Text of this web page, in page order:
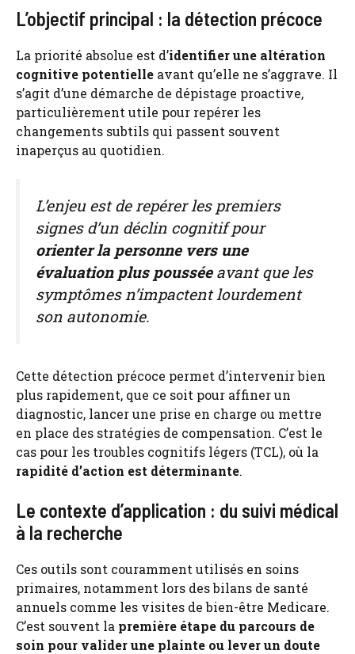
L’objectif principal : la détection précoce
La priorité absolue est d’identifier une altération
cognitive potentielle avant qu’elle ne s’aggrave. Il
s’agit d’une démarche de dépistage proactive,
particulièrement utile pour repérer les
changements subtils qui passent souvent
inaperçus au quotidien.
L’enjeu est de repérer les premiers
signes d’un déclin cognitif pour
orienter la personne vers une
évaluation plus pousséeavant que les
symptômes n’impactent lourdement
son autonomie.
Cette détection précoce permet d’intervenir bien
plus rapidement, que ce soit pour affiner un
diagnostic, lancer une prise en charge ou mettre
en place des stratégies de compensation. C’est le
cas pour les troubles cognitifs légers (TCL), où la
rapidité d’action est déterminante.
Le contexte d’application : du suivi médical
à la recherche
Ces outils sont couramment utilisés en soins
primaires, notamment lors des bilans de santé
annuels comme les visites de bien-être Medicare.
C’est souvent la première étape du parcours de
soin pour valider une plainte ou lever un doute